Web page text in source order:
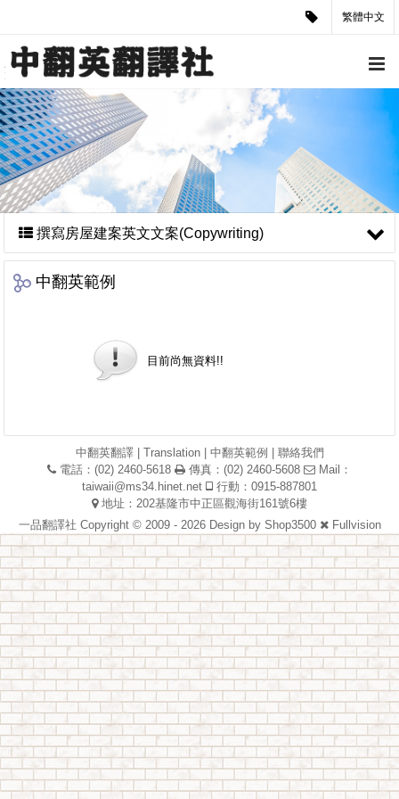
繁體中文
撰寫房屋建案英文文案(Copywriting)
中翻英範例
目前尚無資料!!
中翻英翻譯| Translation| 中翻英範例
聯絡我們
電話：(02) 2460-5618
傳真：(02) 2460-5608
Mail：
taiwaii@ms34.hinet.net
行動：0915-887801
地址：202基隆市中正區觀海街161號6樓
一品翻譯社 Copyright © 2009 - 2026 Design by Shop3500 Fullvision